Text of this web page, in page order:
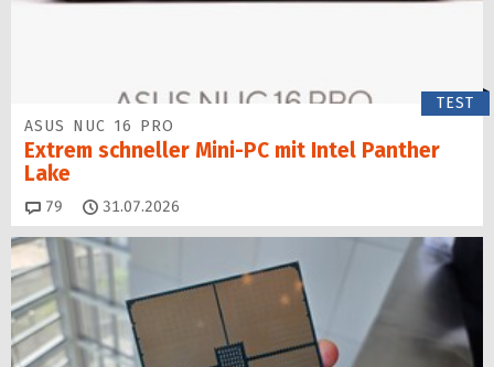
TEST
ASUS NUC 16 PRO
Extrem schneller Mini-PC mit Intel Panther
Lake
79 Kommentare
31.07.2026